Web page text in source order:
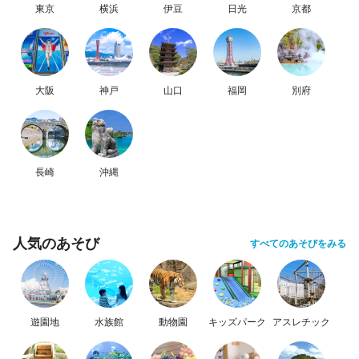
東京 横浜 伊豆 日光 京都
大阪 神戸 山口 福岡 別府
長崎 沖縄
人気のあそび すべてのあそびをみる
遊園地 水族館 動物園 キッズパーク アスレチック